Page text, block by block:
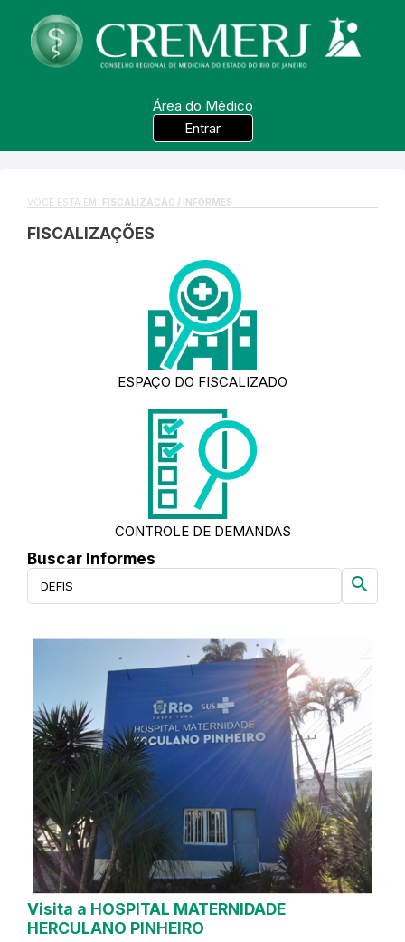
Área do Médico
Entrar
VOCÊ ESTÁ EM: FISCALIZAÇÃO / INFORMES
FISCALIZAÇÕES
ESPAÇO DO FISCALIZADO
CONTROLE DE DEMANDAS
Buscar Informes
search
Visita a HOSPITAL MATERNIDADE
HERCULANO PINHEIRO